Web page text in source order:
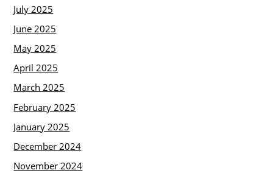
July 2025
June 2025
May 2025
April 2025
March 2025
February 2025
January 2025
December 2024
November 2024